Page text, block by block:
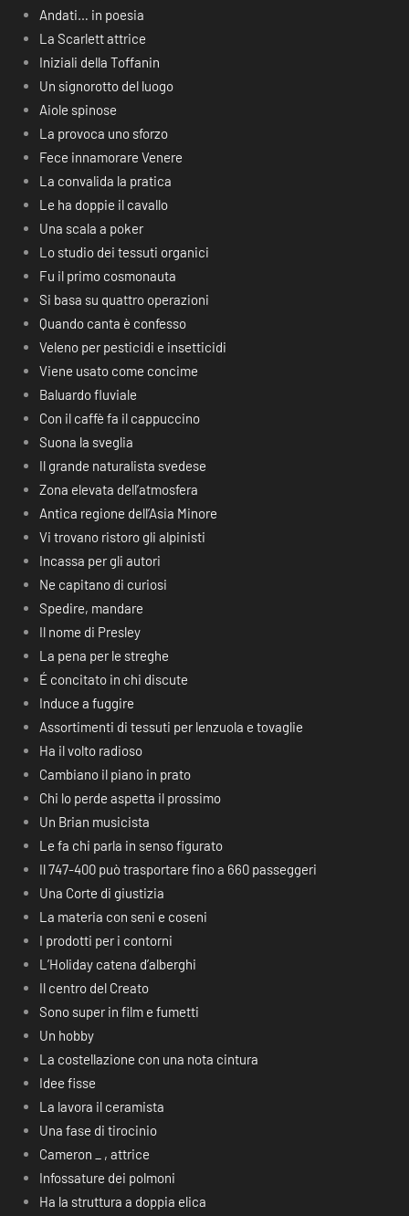
Andati… in poesia
La Scarlett attrice
Iniziali della Toffanin
Un signorotto del luogo
Aiole spinose
La provoca uno sforzo
Fece innamorare Venere
La convalida la pratica
Le ha doppie il cavallo
Una scala a poker
Lo studio dei tessuti organici
Fu il primo cosmonauta
Si basa su quattro operazioni
Quando canta è confesso
Veleno per pesticidi e insetticidi
Viene usato come concime
Baluardo fluviale
Con il caffè fa il cappuccino
Suona la sveglia
Il grande naturalista svedese
Zona elevata dell’atmosfera
Antica regione dell’Asia Minore
Vi trovano ristoro gli alpinisti
Incassa per gli autori
Ne capitano di curiosi
Spedire, mandare
Il nome di Presley
La pena per le streghe
É concitato in chi discute
Induce a fuggire
Assortimenti di tessuti per lenzuola e tovaglie
Ha il volto radioso
Cambiano il piano in prato
Chi lo perde aspetta il prossimo
Un Brian musicista
Le fa chi parla in senso figurato
Il 747-400 può trasportare fino a 660 passeggeri
Una Corte di giustizia
La materia con seni e coseni
I prodotti per i contorni
L’Holiday catena d’alberghi
Il centro del Creato
Sono super in film e fumetti
Un hobby
La costellazione con una nota cintura
Idee fisse
La lavora il ceramista
Una fase di tirocinio
Cameron _ , attrice
Infossature dei polmoni
Ha la struttura a doppia elica